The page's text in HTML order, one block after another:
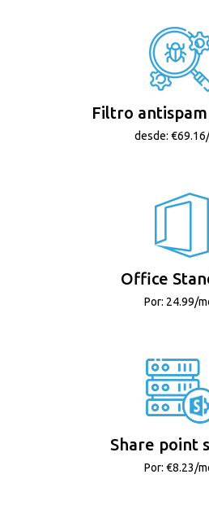
Filtro
desde:
Office
Por: 24.99/
Share point
Por: €8.23/